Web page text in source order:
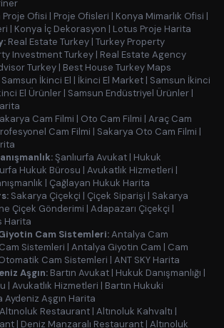
Proje Ofisi | Proje Ofisleri | Konya Mimarlık Ofisi |
| Konya İç Dekorasyon | Lotus Proje Harita
Real Estate Turkey | Turkey Property
Investment Turkey | Real Estate Agency
Turkey | Best House Turkey Maps
Samsun İkinci El | İkinci El Market | Samsun İkinci
El Ürünler | Samsun Endüstriyel Ürünler |
Cam Filmi | Oto Cam Filmi | Araç Cam
Cam Filmi | Sakarya Oto Cam Filmi |
Şanlıurfa Avukat | Hukuk
Hukuk Bürosu | Avukatlık Hizmetleri |
| Çağlayan Hukuk Harita
Sakarya Çiçekçi | Çiçek Siparişi | Sakarya
Çiçek Gönderimi | Adapazarı Çiçekçi |
Harita
Cam Sistemleri:Antalya Cam
Sistemleri | Antalya Giyotin Cam | Cam
Cam Sistemleri | ANT SKY Harita
Aşgın: Bartın Avukat | Hukuk Danışmanlığı |
| Avukatlık Hizmetleri | Bartın Hukuki
Aydeniz Aşgın Harita
Altınoluk Restaurant | Altınoluk Kahvaltı |
| Deniz Manzaralı Restaurant | Altınoluk